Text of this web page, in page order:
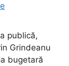
publică,
Grindeanu
bugetară